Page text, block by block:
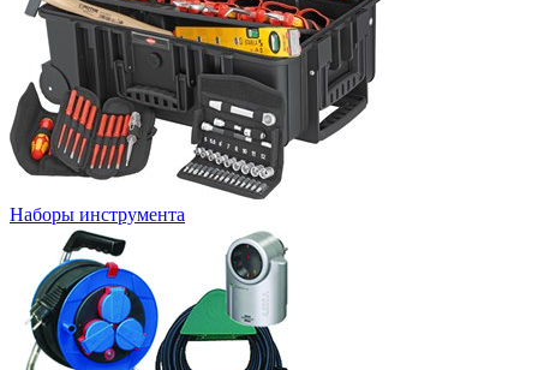
Наборы инструмента